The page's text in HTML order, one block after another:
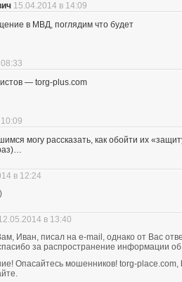
15.04.2014 в 14:09
в МВД, поглядим что будет
— torg-plus.com
могу рассказать, как обойти их
в 12:24
в 13:40
Иван, писал на e-mail, однако от Вас
за распространение информации
Опасайтесь мошенников! torg-place.com,